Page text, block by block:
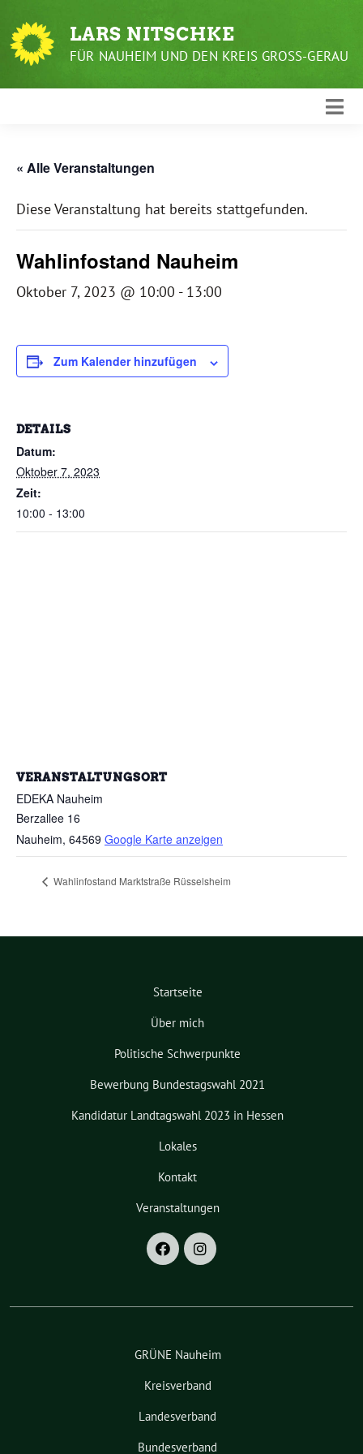
zum
Inhalt
LARS NITSCHKE
FÜR NAUHEIM UND DEN KREIS GROSS-GERAU
« Alle Veranstaltungen
Diese Veranstaltung hat bereits stattgefunden.
Wahlinfostand Nauheim
Oktober 7, 2023 @ 10:00 - 13:00
Zum Kalender hinzufügen
DETAILS
Datum:
Oktober 7, 2023
Zeit:
10:00 - 13:00
VERANSTALTUNGSORT
EDEKA Nauheim
Berzallee 16
Nauheim, 64569 Google Karte anzeigen
Wahlinfostand Marktstraße Rüsselsheim
Startseite
Über mich
Politische Schwerpunkte
Bewerbung Bundestagswahl 2021
Kandidatur Landtagswahl 2023 in Hessen
Lokales
Kontakt
Veranstaltungen
GRÜNE Nauheim
Kreisverband
Landesverband
Bundesverband